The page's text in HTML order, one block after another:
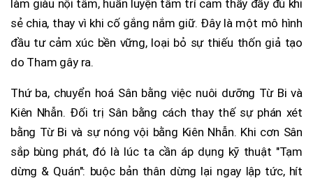
làm giàu nội tâm, huấn luyện tâm trí cảm thấy đầy đủ khi
sẻ chia, thay vì khi cố gắng nắm giữ. Đây là một mô hình
đầu tư cảm xúc bền vững, loại bỏ sự thiếu thốn giả tạo
do Tham gây ra.
Thứ ba, chuyển hoá Sân bằng việc nuôi dưỡng Từ Bi và
Kiên Nhẫn. Đối trị Sân bằng cách thay thế sự phán xét
bằng Từ Bi và sự nóng vội bằng Kiên Nhẫn. Khi cơn Sân
sắp bùng phát, đó là lúc ta cần áp dụng kỹ thuật "Tạm
dừng & Quán": buộc bản thân dừng lại ngay lập tức, hít